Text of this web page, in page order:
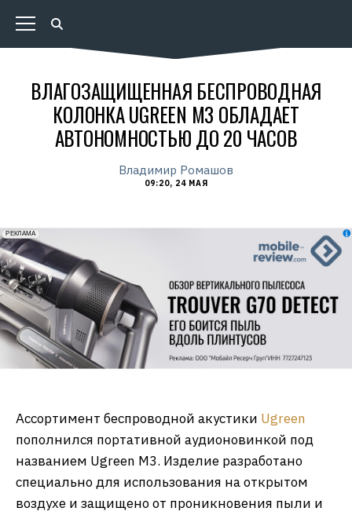
ВЛАГОЗАЩИЩЕННАЯ БЕСПРОВОДНАЯ
КОЛОНКА UGREEN M3 ОБЛАДАЕТ
АВТОНОМНОСТЬЮ ДО 20 ЧАСОВ
Владимир Ромашов
09:20, 24 МАЯ
erid: 2VfnxxmNzs5
РЕКЛАМА
Ассортимент беспроводной акустики Ugreen
пополнился портативной аудионовинкой под
названием Ugreen M3. Изделие разработано
специально для использования на открытом
воздухе и защищено от проникновения пыли и